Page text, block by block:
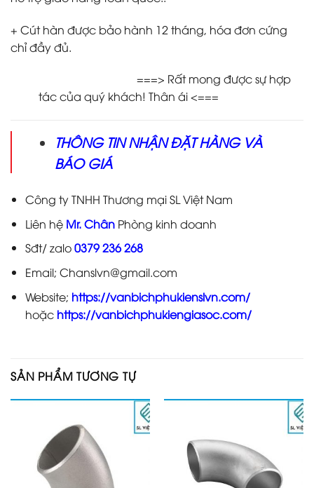
+ Cút hàn được bảo hành 12 tháng, hóa đơn cứng
chỉ đầy đủ.
===> Rất mong được sự hợp
tác của quý khách! Thân ái <===
THÔNG TIN NHẬN ĐẶT HÀNG VÀ
BÁO GIÁ
Công ty TNHH Thương mại SL Việt Nam
Liên hệ Mr. ChânPhòng kinh doanh
Sđt/ zalo0379 236 268
Email; Chanslvn@gmail.com
Website; https://vanbichphukienslvn.com/
hoặc https://vanbichphukiengiasoc.com/
SẢN PHẨM TƯƠNG TỰ